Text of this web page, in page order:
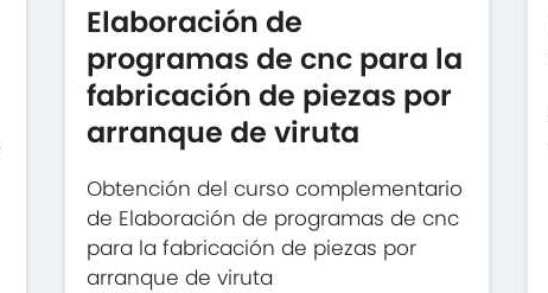
Elaboración de
programas de cnc para la
fabricación de piezas por
arranque de viruta
Obtención del curso complementario
de Elaboración de programas de cnc
para la fabricación de piezas por
arranque de viruta